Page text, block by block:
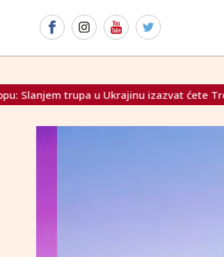
izazvat ćete Treći svjetski rat